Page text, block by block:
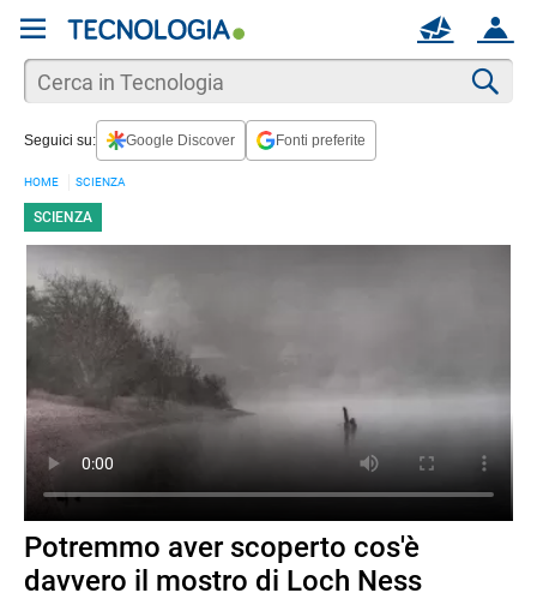
ACCOUNT
MAIL
Seguici su: Google Discover Fonti preferite
HOME SCIENZA
SCIENZA
Potremmo aver scoperto cos'è
davvero il mostro di Loch Ness